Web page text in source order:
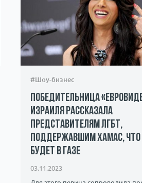
#Шоу-бизнес
Победительница
Израиля рассказала
представителям ЛГБТ,
поддержавшим ХАМАС, что
будет в Газе
03.11.2023